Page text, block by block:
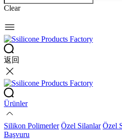
Clear
返回
Ürünler
Silikon Polimerler Özel Silanlar Özel
Başvuru